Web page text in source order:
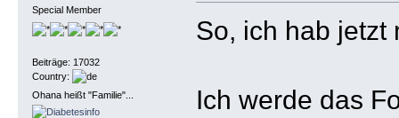
Special Member
Beiträge: 17032
Country:
Ohana heißt "Familie"...
So, ich hab jetzt
Ich werde das